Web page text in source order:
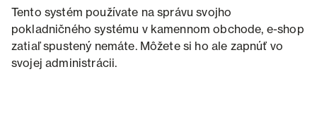
Tento systém používate na správu svojho
pokladničného systému v kamennom obchode, e-shop
zatiaľ spustený nemáte. Môžete si ho ale zapnúť vo
svojej administrácii.